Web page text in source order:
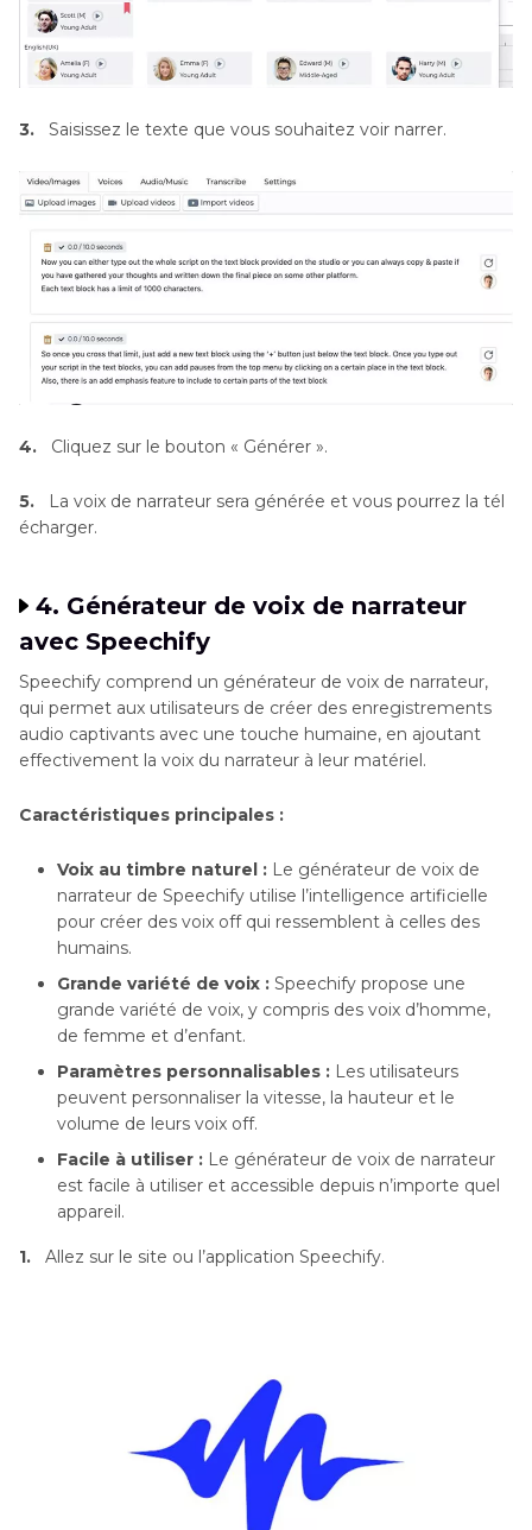
3. Saisissez le texte que vous souhaitez voir narrer.
4. Cliquez sur le bouton « Générer ».
5.
La voix de narrateur sera générée et vous pourrez la tél
écharger.
4. Générateur de voix de narrateur
avec Speechify
Speechify comprend un générateur de voix de narrateur,
qui permet aux utilisateurs de créer des enregistrements
audio captivants avec une touche humaine, en ajoutant
effectivement la voix du narrateur à leur matériel.
Caractéristiques principales :
Voix au timbre naturel : Le générateur de voix de
narrateur de Speechify utilise l’intelligence artificielle
pour créer des voix off qui ressemblent à celles des
humains.
Grande variété de voix : Speechify propose une
grande variété de voix, y compris des voix d’homme,
de femme et d’enfant.
Paramètres personnalisables : Les utilisateurs
peuvent personnaliser la vitesse, la hauteur et le
volume de leurs voix off.
Facile à utiliser : Le générateur de voix de narrateur
est facile à utiliser et accessible depuis n’importe quel
appareil.
1. Allez sur le site ou l’application Speechify.